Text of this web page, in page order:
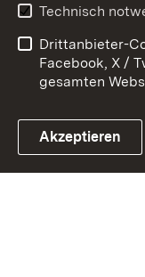
Link zum
Barrierefreiheit
Impressum
Technisch
Drittanbieter-
Facebook, X /
gesamten
Akzeptieren